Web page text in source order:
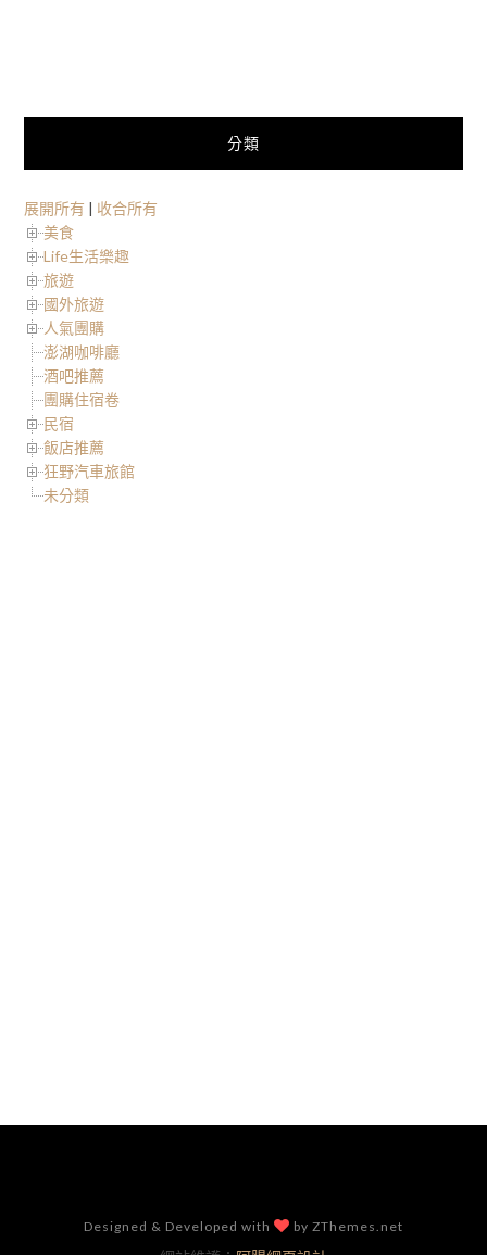
分類
展開所有 | 收合所有
美食
Life生活樂趣
旅遊
國外旅遊
人氣團購
澎湖咖啡廳
酒吧推薦
團購住宿卷
民宿
飯店推薦
狂野汽車旅館
未分類
Designed & Developed with by ZThemes.net